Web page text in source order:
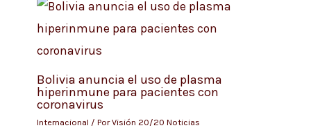
Bolivia anuncia el uso de plasma
hiperinmune para pacientes con
coronavirus
Internacional / PorVisión 20/20 Noticias